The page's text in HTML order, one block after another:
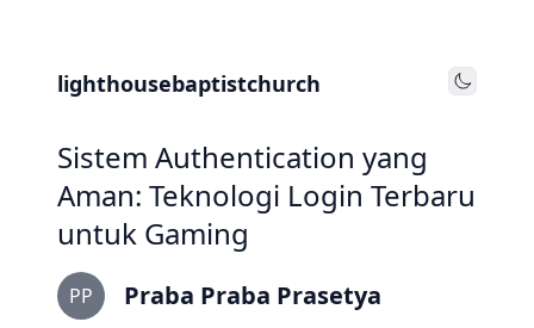
lighthousebaptistchurch Toggle
Sistem Authentication yang
Aman: Teknologi Login Terbaru
untuk Gaming
PP Praba Praba Prasetya